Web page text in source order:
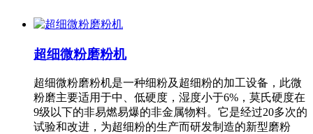
超细微粉磨粉机
超细微粉磨粉机是一种细粉及超细粉的加工设备，此微
粉磨主要适用于中、低硬度，湿度小于6%，莫氏硬度在
9级以下的非易燃易爆的非金属物料。它是经过20多次的
试验和改进，为超细粉的生产而研发制造的新型磨粉